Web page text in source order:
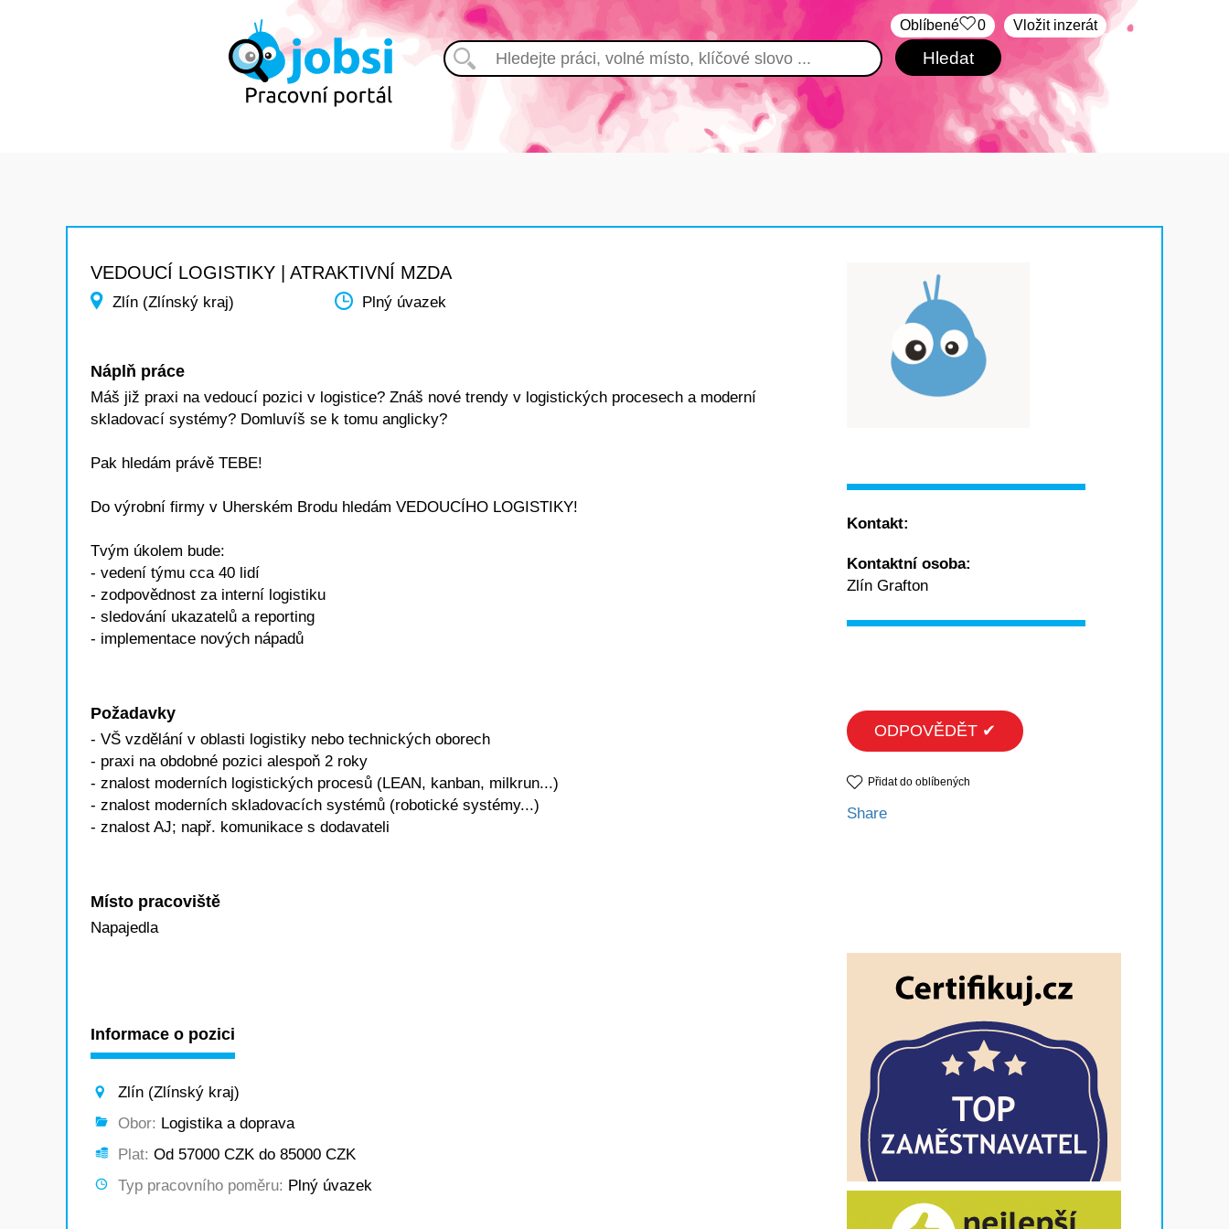
Vložit inzerát
Oblíbené 0
VEDOUCÍ LOGISTIKY | ATRAKTIVNÍ MZDA
Zlín (Zlínský kraj) Plný úvazek
Náplň práce
Máš již praxi na vedoucí pozici v logistice? Znáš nové trendy v logistických procesech a moderní
skladovací systémy? Domluvíš se k tomu anglicky?
Pak hledám právě TEBE!
Do výrobní firmy v Uherském Brodu hledám VEDOUCÍHO LOGISTIKY!
Tvým úkolem bude:
- vedení týmu cca 40 lidí
- zodpovědnost za interní logistiku
- sledování ukazatelů a reporting
- implementace nových nápadů
Požadavky
- VŠ vzdělání v oblasti logistiky nebo technických oborech
- praxi na obdobné pozici alespoň 2 roky
- znalost moderních logistických procesů (LEAN, kanban, milkrun...)
- znalost moderních skladovacích systémů (robotické systémy...)
- znalost AJ; např. komunikace s dodavateli
Místo pracoviště
Napajedla
Informace o pozici
Zlín (Zlínský kraj)
Obor: Logistika a doprava
Plat: Od 57000 CZK do 85000 CZK
Typ pracovního poměru: Plný úvazek
Kontakt:
Kontaktní osoba:
Zlín Grafton
ODPOVĚDĚT ✔
Přidat do oblíbených
Share